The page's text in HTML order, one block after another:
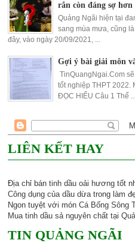
rắn còn đáng sợ hơn
Quảng Ngãi hiện tại
sang mùa mưa, cũng
đây, vào ngày 20/09/2021, ...
Gợi ý bài giải môn
TinQuangNgai.Com
tốt nghiệp THPT 2022.
ĐỌC HIỂU Câu 1 Thể ...
LIÊN KẾT HAY
Địa chỉ bán tinh dầu oải hương tốt
Công dụng của dầu dừa trong làm
Ngon tuyệt với món Cá Bống Sông
Mua tinh dầu sả nguyên chất tại
TIN QUẢNG NGÃI